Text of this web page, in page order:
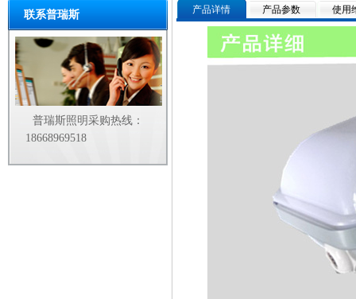
联系普瑞斯
普瑞斯照明采购热线：
18668969518
产品详情 产品参数 使用